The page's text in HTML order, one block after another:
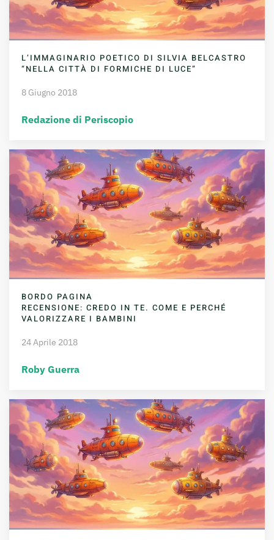
L’IMMAGINARIO POETICO DI SILVIA BELCASTRO
“NELLA CITTÀ DI FORMICHE DI LUCE”
8 Giugno 2018
Redazione di Periscopio
BORDO PAGINA
RECENSIONE: CREDO IN TE. COME E PERCHÉ
VALORIZZARE I BAMBINI
24 Aprile 2018
Roby Guerra